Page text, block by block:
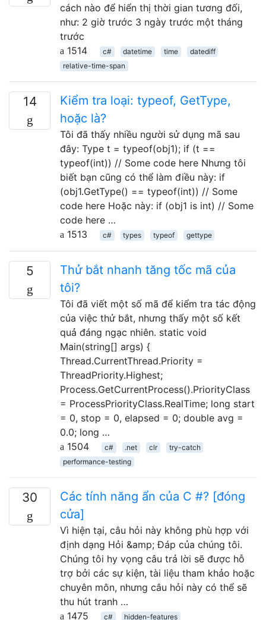
cách nào để hiển thị thời gian tương đối,
như: 2 giờ trước 3 ngày trước một tháng
trước
1514
c# datetime time
datediff
relative-time-span
14
Kiểm tra loại: typeof, GetType,
hoặc là?
Tôi đã thấy nhiều người sử dụng mã sau
đây: Type t = typeof(obj1); if (t ==
typeof(int)) // Some code here Nhưng tôi
biết bạn cũng có thể làm điều này: if
(obj1.GetType() == typeof(int)) // Some
code here Hoặc này: if (obj1 is int) // Some
code here …
1513
c# types typeof gettype
5
Thử bắt nhanh tăng tốc mã của
tôi?
Tôi đã viết một số mã để kiểm tra tác động
của việc thử bắt, nhưng thấy một số kết
quả đáng ngạc nhiên. static void
Main(string[] args) {
Thread.CurrentThread.Priority =
ThreadPriority.Highest;
Process.GetCurrentProcess().PriorityClass
= ProcessPriorityClass.RealTime; long start
= 0, stop = 0, elapsed = 0; double avg =
0.0; long …
1504
c# .net clr
try-catch
performance-testing
30
Các tính năng ẩn của C #? [đóng
cửa]
Vì hiện tại, câu hỏi này không phù hợp với
định dạng Hỏi &amp; Đáp của chúng tôi.
Chúng tôi hy vọng câu trả lời sẽ được hỗ
trợ bởi các sự kiện, tài liệu tham khảo hoặc
chuyên môn, nhưng câu hỏi này có thể sẽ
thu hút tranh …
1475
c# hidden-features